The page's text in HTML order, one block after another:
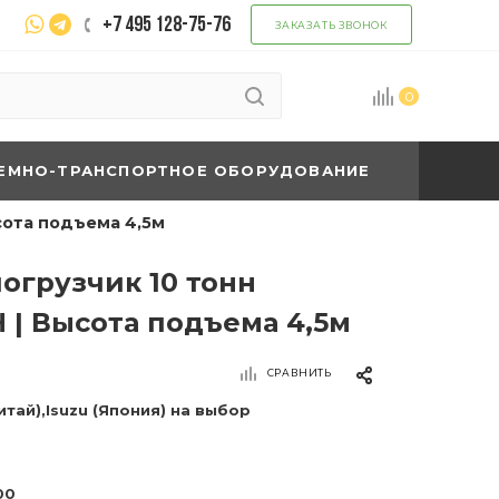
+7 495 128-75-76 ЗАКАЗАТЬ ЗВОНОК
0
ТРАНСПОРТНОЕ ОБОРУДОВАНИЕ
подъема 4,5м
10 тонн
| Высота подъема 4,5м
СРАВНИТЬ
(Япония) на выбор